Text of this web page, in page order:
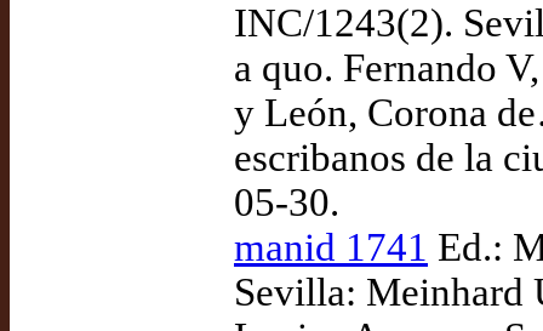
INC/1243(2).
a quo. Fernando
y León, Corona
escribanos de la
05-30.
manid 1741 Ed.:
Sevilla: Meinhard